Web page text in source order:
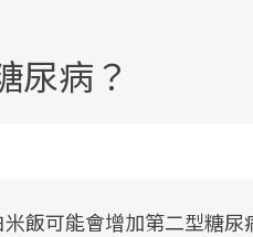
尿病？
飯可能會增加第二型糖尿